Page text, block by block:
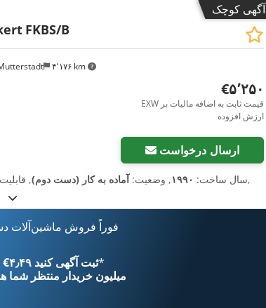
آگهی کوچک
۴٬۱۷۶ km
FKBS/B
‎€۵٬۲۵۰
EXW قیمت ثابت به اضافه مالیات بر
ارزش افزوده
ارسال درخواست
سال ساخت: ۱۹۹۰, وضعیت:آماده به کار (دست دوم), ,
فوراً فروش ماشین‌آلات
اکنون از ‎€۴٫۴۹ ثبت آگهی کنید*
۱۱ میلیون خریدار منتظر شما